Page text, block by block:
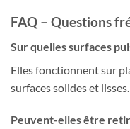
FAQ – Questions
Sur quelles surfaces
Elles fonctionnent sur
surfaces solides et lisses.
Peuvent-elles être